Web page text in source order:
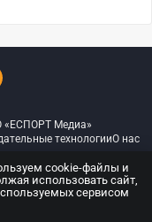
«ЕСПОРТ Медиа»
технологииО нас
защищены
cookie-файлы и
использовать сайт,
сервисом